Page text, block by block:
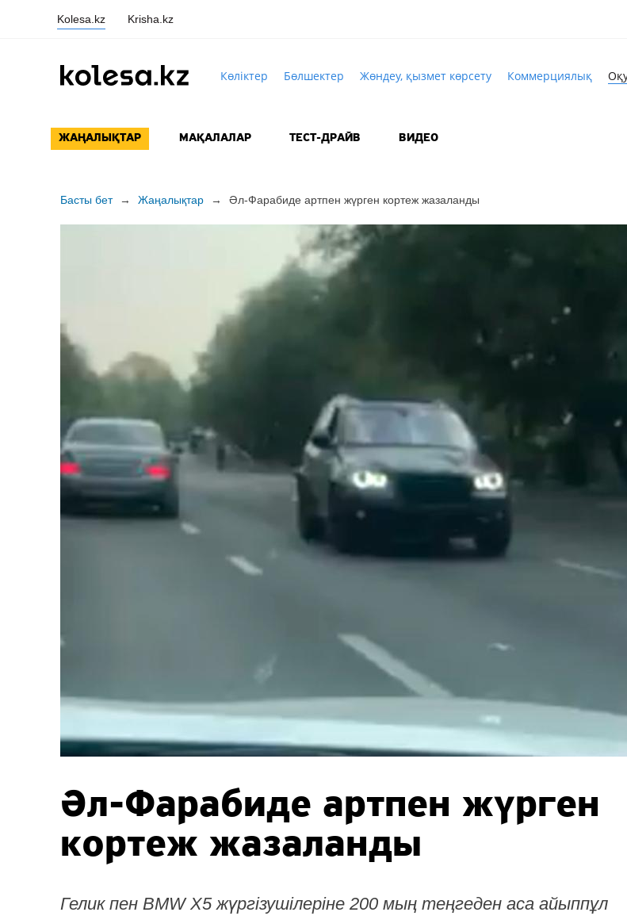
Kolesa.kz Krisha.kz
Көліктер Бөлшектер Жөндеу, қызмет көрсету Коммерциялық
ЖАҢАЛЫҚТАР МАҚАЛАЛАР ТЕСТ-ДРАЙВ ВИДЕО
Басты бет → Жаңалықтар → Әл-Фарабиде артпен жүрген кортеж жазаланды
Әл-Фарабиде артпен жүрген
кортеж жазаланды
Гелик пен BMW X5 жүргізушілеріне 200 мың теңгеден аса айыппұл